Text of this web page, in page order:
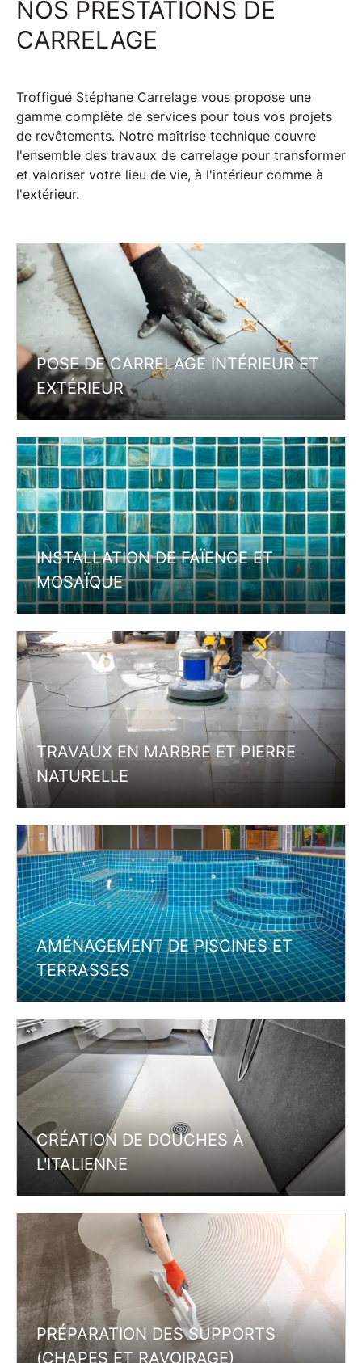
NOS PRESTATIONS DE
CARRELAGE
Troffigué Stéphane Carrelage vous propose une
gamme complète de services pour tous vos projets
de revêtements. Notre maîtrise technique couvre
l'ensemble des travaux de carrelage pour transformer
et valoriser votre lieu de vie, à l'intérieur comme à
l'extérieur.
POSE DE CARRELAGE INTÉRIEUR ET
EXTÉRIEUR
INSTALLATION DE FAÏENCE ET
MOSAÏQUE
TRAVAUX EN MARBRE ET PIERRE
NATURELLE
AMÉNAGEMENT DE PISCINES ET
TERRASSES
CRÉATION DE DOUCHES À
L'ITALIENNE
PRÉPARATION DES SUPPORTS
(CHAPES ET RAVOIRAGE)